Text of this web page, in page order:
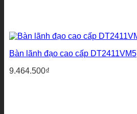
Bàn lãnh đạo cao cấp DT2411VM5
9.464.500₫